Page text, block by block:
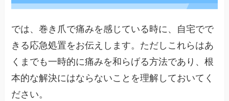
では、巻き爪で痛みを感じている時に、自宅でで
きる応急処置をお伝えします。ただしこれらはあ
くまでも一時的に痛みを和らげる方法であり、根
本的な解決にはならないことを理解しておいてく
ださい。